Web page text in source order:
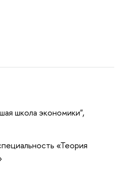
школа экономики",
«Теория